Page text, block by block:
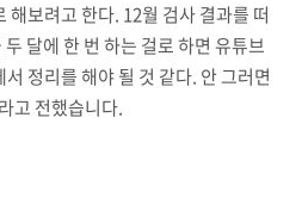
해보려고 한다. 12월 검사 결과를 떠
달에 한 번 하는 걸로 하면 유튜브
정리를 해야 될 것 같다. 안 그러면
고 전했습니다.